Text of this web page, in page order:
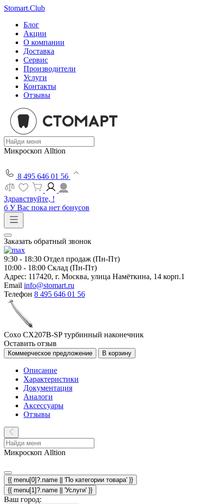
Stomart.Club
Блог
Акции
О компании
Доставка
Сервис
Производители
Услуги
Контакты
Отзывы
Микроскоп Alltion
8 495 646 01 56
Здравствуйте, !
б У Вас пока нет бонусов
Заказать обратный звонок
9:30 - 18:30 Отдел продаж (Пн-Пт)
10:00 - 18:00 Склад (Пн-Пт)
Адрес: 117420, г. Москва, улица Намёткина, 14 корп.1
Email info@stomart.ru
Телефон 8 495 646 01 56
Coxo CX207B-SP турбинный наконечник
Оставить отзыв
Коммерческое предложение В корзину
Описание
Характеристики
Документация
Аналоги
Аксессуары
Отзывы
Микроскоп Alltion
{{ menu[0]?.name || 'По категории товара' }}
{{ menu[1]?.name || 'Услуги' }}
Ваш город: